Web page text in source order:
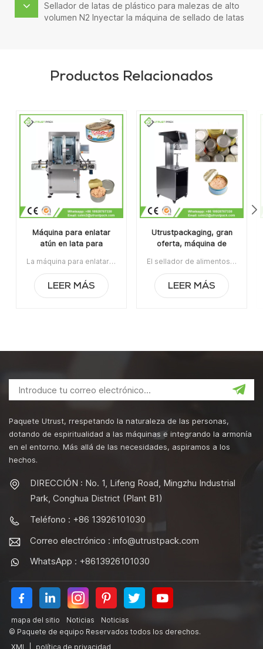
Sellador de latas de plástico para malezas de alto
volumen N2 Inyectar la máquina de sellado de latas
Productos Relacionados
Máquina para enlatar
atún en lata para
envasado de alimentos
La máquina para enlatar atún en latas para fabricantes de envasado de alimentos es aplicable para sellar varias latas redondas, incluidas botellas de plástico PET, latas de hojalata, latas de aluminio, latas de papel, etc.Con una estructura de rodillo de sellado de diseño patentado nacional, su velocidad estable puede alcanzar hasta 60 latas por minuto con un menor consumo de energía. Artículo N.°: UT1AFG2Pedido mínimo: 1Pago: T/TPuerto de embarque: GuangzhouRegión original: Guangzhou, ChinaPlazo de entrega: 10 días después de recibir el depósito.
LEER MÁS
Utrustpackaging, gran
oferta, máquina de
sellador de alimentos
El sellador de alimentos enlatados de la máquina de sellado de latas manual de venta caliente de Utrustpackaging es adecuado para sellar todo tipo de latas de PET / latas de papel compuesto, latas u otros recipientes redondos. Alta eficiencia por transmisión mecánica, estructuras simples y convenientes de mantener, peso ligero y fácil de operar.La orden mínima:1Pago:T/TPuerto de embarque:CantónRegión original:PorcelanaTiempo de espera:3-5 días después de recibir el depósito
LEER MÁS
Paquete Utrust, rrespetando la naturaleza de las personas,
dotando de espiritualidad a las máquinas e integrando la armonía
en el entorno. Más allá de las necesidades, aspiramos a los
hechos.
DIRECCIÓN : No. 1, Lifeng Road, Mingzhu Industrial
Park, Conghua District (Plant B1)
Teléfono : +86 13926101030
Correo electrónico : info@utrustpack.com
WhatsApp : +8613926101030
mapa del sitio Noticias
Noticias
© Paquete de equipo Reservados todos los derechos.
XML
política de privacidad